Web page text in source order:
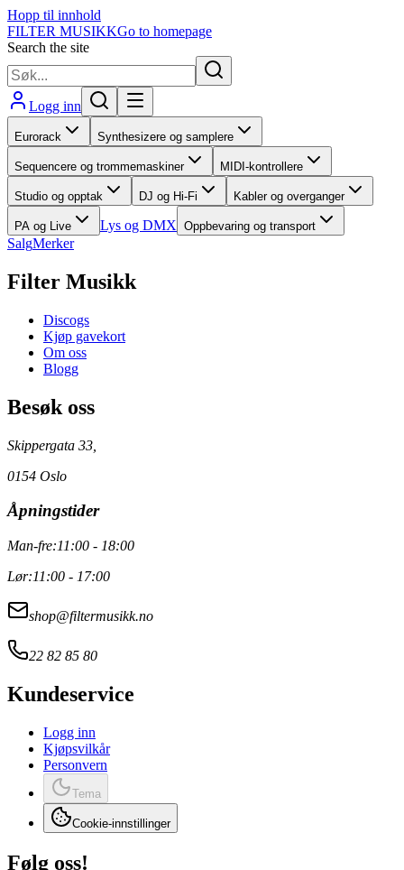
Hopp til innhold
FILTER MUSIKKGo to homepage
Search the site
Logg inn
Eurorack Synthesizere og samplere
Sequencere og trommemaskiner MIDI-kontrollere
Studio og opptak DJ og Hi-Fi Kabler og overganger
PA og Live Lys og DMX Oppbevaring og transport
SalgMerker
Filter Musikk
Discogs
Kjøp gavekort
Om oss
Blogg
Besøk oss
Skippergata 33,
0154 Oslo
Åpningstider
Man-fre:11:00 - 18:00
Lør:11:00 - 17:00
shop@filtermusikk.no
22 82 85 80
Kundeservice
Logg inn
Kjøpsvilkår
Personvern
Tema
Cookie-innstillinger
Følg oss!